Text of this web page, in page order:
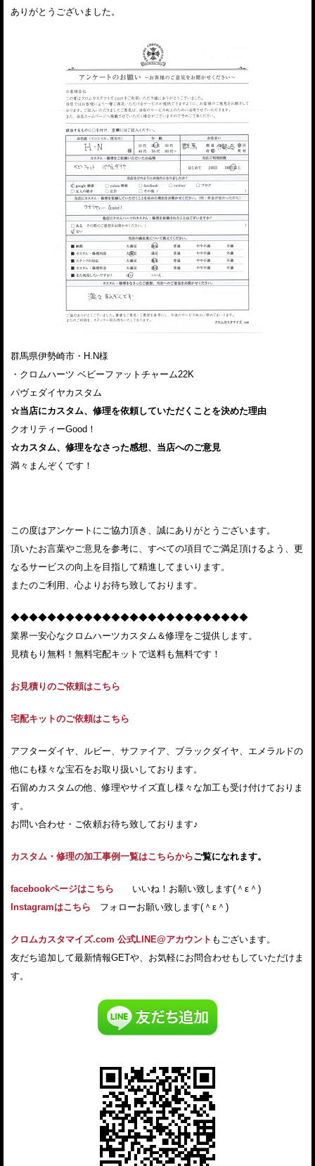
ありがとうございました。
群馬県伊勢崎市・H.N様
・クロムハーツ ベビーファットチャーム22K
パヴェダイヤカスタム
☆当店にカスタム、修理を依頼していただくことを決めた理由
クオリティーGood！
☆カスタム、修理をなさった感想、当店へのご意見
満々まんぞくです！
この度はアンケートにご協力頂き、誠にありがとうございます。
頂いたお言葉やご意見を参考に、すべての項目でご満足頂けるよう、更
なるサービスの向上を目指して精進してまいります。
またのご利用、心よりお待ち致しております。
◆◆◆◆◆◆◆◆◆◆◆◆◆◆◆◆◆◆◆◆◆◆◆◆◆◆
業界一安心なクロムハーツカスタム＆修理をご提供します。
見積もり無料！無料宅配キットで送料も無料です！
お見積りのご依頼はこちら
宅配キットのご依頼はこちら
アフターダイヤ、ルビー、サファイア、ブラックダイヤ、エメラルドの
他にも様々な宝石をお取り扱いしております。
石留めカスタムの他、修理やサイズ直し様々な加工も受け付けておりま
す。
お問い合わせ・ご依頼お待ち致しております♪
カスタム・修理の加工事例一覧はこちらからご覧になれます。
facebookページはこちら いいね！お願い致します(＾ε＾)
Instagramはこちら フォローお願い致します(＾ε＾)
クロムカスタマイズ.com 公式LINE@アカウント もございます。
友だち追加して最新情報GETや、お気軽にお問合わせもしていただけま
す。